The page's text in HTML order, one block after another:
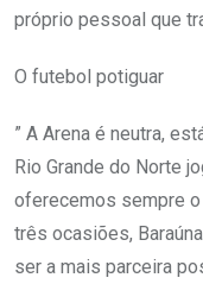
próprio pessoal que
O futebol potiguar
” A Arena é neutra,
Rio Grande do Norte
oferecemos sempre o
três ocasiões,
ser a mais parceira